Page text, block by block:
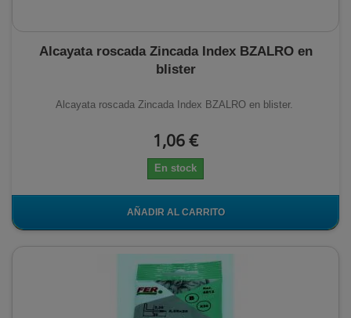
Alcayata roscada Zincada Index BZALRO en
blister
Alcayata roscada Zincada Index BZALRO en blister.
1,06 €
En stock
AÑADIR AL CARRITO